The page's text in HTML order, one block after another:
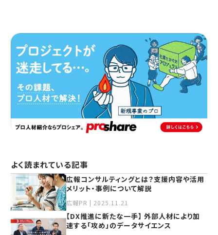
よく読まれている記事
広報コンサルティングとは？⽀援内容や活⽤
メリット‧事例について解説
広報PR | 2025.11.21
【DX推進に新たな一手】 外部人材により加
速する「攻め」のデータサイエンス